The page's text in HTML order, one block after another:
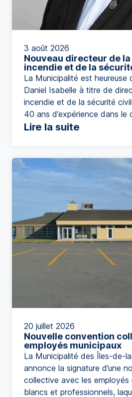
3 août 2026
Nouveau directeur de
incendie et de la
La Municipalité est heureuse
Daniel Isabelle à titre de
incendie et de la sécurité
40 ans d’expérience dans le
possède un parcours
des services de protection
Lire la suite
20 juillet 2026
Nouvelle convention
employés municipaux
La Municipalité des Îles-de-
annonce la signature d’une
collective avec les employés
blancs et professionnels,